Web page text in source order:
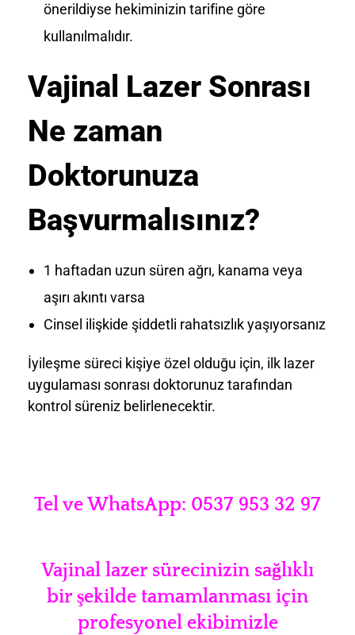
önerildiyse hekiminizin tarifine göre
kullanılmalıdır.
Vajinal Lazer Sonrası
Ne zaman
Doktorunuza
Başvurmalısınız?
1 haftadan uzun süren ağrı, kanama veya
aşırı akıntı varsa
Cinsel ilişkide şiddetli rahatsızlık yaşıyorsanız
İyileşme süreci kişiye özel olduğu için, ilk lazer
uygulaması sonrası doktorunuz tarafından
kontrol süreniz belirlenecektir.
Tel ve WhatsApp: 0537 953 32 97
Vajinal lazer sürecinizin sağlıklı
bir şekilde tamamlanması için
profesyonel ekibimizle